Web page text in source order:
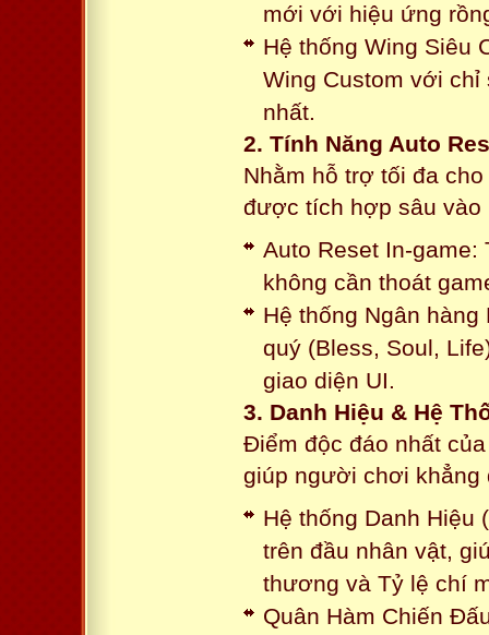
mới với hiệu ứng
Hệ thống Wing Siêu
Wing Custom với
nhất.
2. Tính Năng Auto
Nhằm hỗ trợ tối đa
được tích hợp sâu vào
Auto Reset In-game:
không cần thoát
Hệ thống Ngân
quý (Bless, Soul,
giao diện UI.
3. Danh Hiệu & Hệ
Điểm độc đáo nhất
giúp người chơi khẳng
Hệ thống Danh Hiệu
trên đầu nhân vật,
thương và Tỷ lệ chí
Quân Hàm Chiến